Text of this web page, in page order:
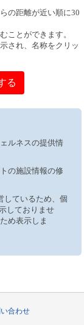
の距離が近い順に30
ことができます。
され、名称をクリッ
る
ルネスの提供情
の施設情報の修
しているため、個
しておりませ
め表示しま
合わせ